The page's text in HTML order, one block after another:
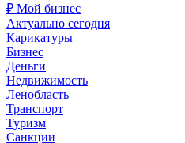
₽ Мой бизнес
Актуально сегодня
Карикатуры
Бизнес
Деньги
Недвижимость
Ленобласть
Транспорт
Туризм
Санкции